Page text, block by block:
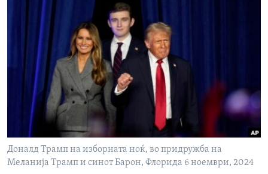
НАУКА
УМЕТНОСТ И ЗАБАВА
ИНТЕРВЈУА
НАКУСО...
Јазици
Доналд Трамп на изборната ноќ, во придружба на
Меланија Трамп и синот Барон, Флорида 6 ноември, 2024